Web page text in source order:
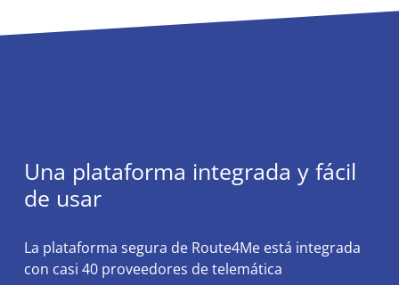
Una plataforma integrada y fácil
de usar
La plataforma segura de Route4Me está integrada
con casi 40 proveedores de telemática